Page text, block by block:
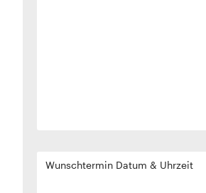
Wunschtermin Datum & Uhrzeit